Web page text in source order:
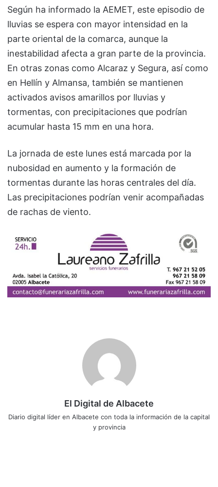
Según ha informado la AEMET, este episodio de
lluvias se espera con mayor intensidad en la
parte oriental de la comarca, aunque la
inestabilidad afecta a gran parte de la provincia.
En otras zonas como Alcaraz y Segura, así como
en Hellín y Almansa, también se mantienen
activados avisos amarillos por lluvias y
tormentas, con precipitaciones que podrían
acumular hasta 15 mm en una hora.
La jornada de este lunes está marcada por la
nubosidad en aumento y la formación de
tormentas durante las horas centrales del día.
Las precipitaciones podrían venir acompañadas
de rachas de viento.
El Digital de Albacete
Diario digital líder en Albacete con toda la información de la capital
y provincia